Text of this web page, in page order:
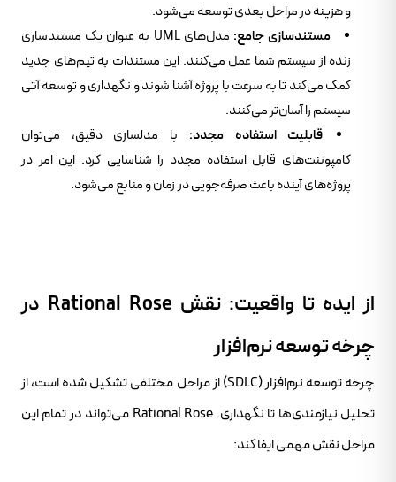
و هزینه در مراحل بعدی توسعه می‌شود.
مستندسازی جامع:
مدل‌های UML به عنوان یک مستندسازی
زنده از سیستم شما عمل می‌کنند. این مستندات به تیم‌های جدید
کمک می‌کند تا به سرعت با پروژه آشنا شوند و نگهداری و توسعه آتی
سیستم را آسان‌تر می‌کنند.
قابلیت استفاده مجدد: با مدلسازی دقیق، می‌توان
کامپوننت‌های قابل استفاده مجدد را شناسایی کرد. این امر در
پروژه‌های آینده باعث صرفه‌جویی در زمان و منابع می‌شود.
از ایده تا واقعیت: نقش Rational Rose در
چرخه توسعه نرم‌افزار
چرخه توسعه نرم‌افزار (SDLC) از مراحل مختلفی تشکیل شده است، از
تحلیل نیازمندی‌ها تا نگهداری. Rational Rose می‌تواند در تمام این
مراحل نقش مهمی ایفا کند: